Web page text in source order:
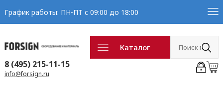
График работы: ПН-ПТ с 09:00 до 18:00
Каталог
8 (495) 215-11-15
info@forsign.ru